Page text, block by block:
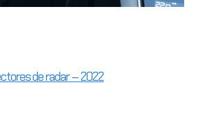
de radar – 2022